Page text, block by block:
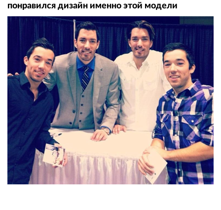
понравился дизайн именно этой модели